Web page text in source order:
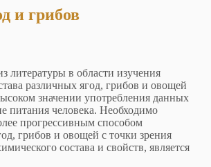
и грибов
литературы в области изучения
различных ягод, грибов и овощей
значении употребления данных
питания человека. Необходимо
прогрессивным способом
грибов и овощей с точки зрения
состава и свойств, является